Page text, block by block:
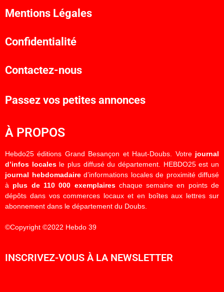
Mentions Légales
Confidentialité
Contactez-nous
Passez vos petites annonces
À PROPOS
Hebdo25 éditions Grand Besançon et Haut-Doubs. Votre journal
d’infos localesle plus diffusé du département. HEBDO25 est un
journal hebdomadaired’informations locales de proximité diffusé
à plus de 110 000 exemplaireschaque semaine en points de
dépôts dans vos commerces locaux et en boîtes aux lettres sur
abonnement dans le département du Doubs.
©Copyright ©2022 Hebdo 39
INSCRIVEZ-VOUS À LA NEWSLETTER